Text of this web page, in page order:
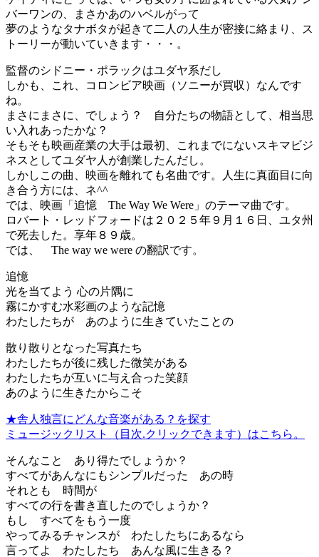
バーワンの、まさかあのハベルがって
夢のようなタナボタが起きて二人の人生が密接に絡まり、ス
トーリーが動いていきます・・・。
監督のシドニー・ポラックはユダヤ系だし
しかも、これ、コロンビア映画（ソニーが買収）なんです
ね。
まさにまさに、でしょう？ 自分たちの物語として、相当思
い入れあったかな？
そもそも映画産業の大手は最初、これまでにないスキマビジ
ネスとしてユダヤ人が創業したんだし。
しかしこの曲、映画を離れても名曲です。人生に真面目に向
き合う方には、ネ^^
では、映画「追憶 The Way We Were」のテーマ曲です。
ロバート・レッドフォードは２０２５年９月１６日、ユタ州
で死去した。享年８９歳。
では、 The way we were の翻訳です。
追憶
光を当てよう 心の片隅に
霧にかすむ水彩画のような記憶
わたしたちが あのように生きていたことの
散り散りとなった写真たち
わたしたちが後に残した微笑がある
わたしたちが互いに与え合った笑顔
あのように生きたからこそ
★舎人独言にどんな音楽がある？を探す
ミュージックリスト（目次.クリックできます）はこちら。
そんなこと あり得たでしょうか？
すべてがあんなにもシンプルだった あの時
それとも 時間が
すべての行を書き直したのでしょうか？
もし すべてをもう一度
やってみるチャンスが わたしたちにあるなら
言ってよ わたしたち あんな風に生きる？